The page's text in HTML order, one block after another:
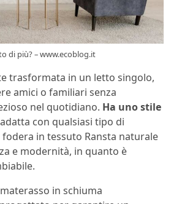
di più? – www.ecoblog.it
trasformata in un letto singolo,
amici o familiari senza
nel quotidiano. Ha uno stile
con qualsiasi tipo di
in tessuto Ransta naturale
e modernità, in quanto è
in schiuma